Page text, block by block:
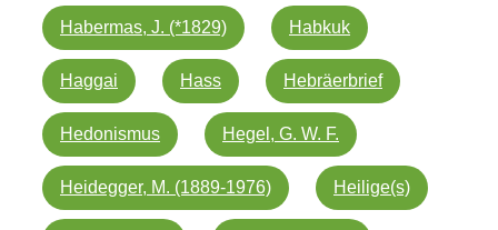
Habermas, J. (*1829) Habkuk
Haggai Hass Hebräerbrief
Hedonismus Hegel, G. W. F.
Heidegger, M. (1889-1976) Heilige(s)